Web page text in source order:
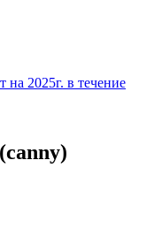
2025г. в течение